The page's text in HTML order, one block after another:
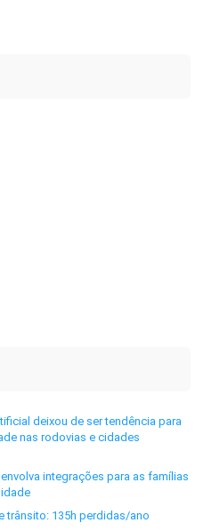
deixou de ser tendência para
nas rodovias e cidades
integrações para as famílias
trânsito: 135h perdidas/ano